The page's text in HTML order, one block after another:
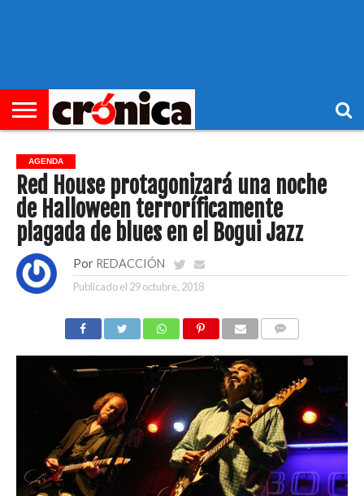
AGENDA
Red House protagonizará una noche
de Halloween terroríficamente
plagada de blues en el Bogui Jazz
Por REDACCIÓN
Publicado el 29 octubre, 2018